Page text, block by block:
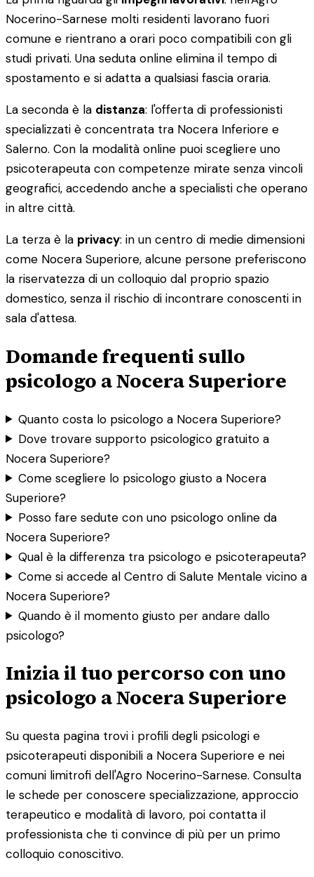
Nocerino-Sarnese molti residenti lavorano fuori
comune e rientrano a orari poco compatibili con gli
studi privati. Una seduta online elimina il tempo di
spostamento e si adatta a qualsiasi fascia oraria.
La seconda è la distanza: l'offerta di professionisti
specializzati è concentrata tra Nocera Inferiore e
Salerno. Con la modalità online puoi scegliere uno
psicoterapeuta con competenze mirate senza vincoli
geografici, accedendo anche a specialisti che operano
in altre città.
La terza è la privacy: in un centro di medie dimensioni
come Nocera Superiore, alcune persone preferiscono
la riservatezza di un colloquio dal proprio spazio
domestico, senza il rischio di incontrare conoscenti in
sala d'attesa.
Domande frequenti sullo
psicologo a Nocera Superiore
Quanto costa lo psicologo a Nocera Superiore?
Dove trovare supporto psicologico gratuito a
Nocera Superiore?
Come scegliere lo psicologo giusto a Nocera
Superiore?
Posso fare sedute con uno psicologo online da
Nocera Superiore?
Qual è la differenza tra psicologo e psicoterapeuta?
Come si accede al Centro di Salute Mentale vicino a
Nocera Superiore?
Quando è il momento giusto per andare dallo
psicologo?
Inizia il tuo percorso con uno
psicologo a Nocera Superiore
Su questa pagina trovi i profili degli psicologi e
psicoterapeuti disponibili a Nocera Superiore e nei
comuni limitrofi dell'Agro Nocerino-Sarnese. Consulta
le schede per conoscere specializzazione, approccio
terapeutico e modalità di lavoro, poi contatta il
professionista che ti convince di più per un primo
colloquio conoscitivo.